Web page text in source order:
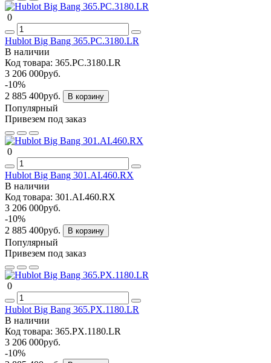
0
Hublot Big Bang 365.PC.3180.LR
В наличии
Код товара: 365.PC.3180.LR
3 206 000руб.
-10%
2 885 400руб.
В корзину
Популярный
Привезем под заказ
0
Hublot Big Bang 301.AI.460.RX
В наличии
Код товара: 301.AI.460.RX
3 206 000руб.
-10%
2 885 400руб.
В корзину
Популярный
Привезем под заказ
0
Hublot Big Bang 365.PX.1180.LR
В наличии
Код товара: 365.PX.1180.LR
3 206 000руб.
-10%